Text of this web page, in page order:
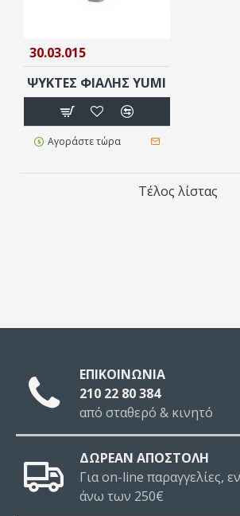
30.03.015
ΨΥΚΤΕΣ ΦΙΑΛΗΣ YUMI
Αγοράστε τώρα
Τέλος λίστας
ΕΠΙΚΟΙΝΩΝΙΑ
210 22 80 384
από σταθερό & κινητό
ΔΩΡΕΑΝ ΑΠΟΣΤΟΛΗ
Για on-line παραγγελίες,
άνω των 250€